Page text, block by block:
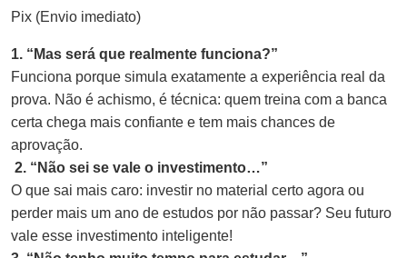
Pix (Envio imediato)
1. “Mas será que realmente funciona?”
Funciona porque simula exatamente a experiência real da
prova. Não é achismo, é técnica: quem treina com a banca
certa chega mais confiante e tem mais chances de
aprovação.
2. “Não sei se vale o investimento…”
O que sai mais caro: investir no material certo agora ou
perder mais um ano de estudos por não passar? Seu futuro
vale esse investimento inteligente!